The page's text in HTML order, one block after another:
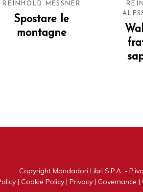
REINHOLD MESSNER
Spostare le
montagne
Copyright Mondadori Libri S.P.A. -
| Cookie Policy | Privacy | Governance |